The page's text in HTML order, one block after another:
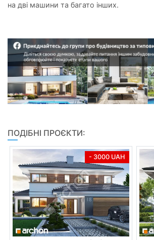
на дві машини та багато інших.
ПОДІБНІ ПРОЄКТИ:
- 3000 UAH